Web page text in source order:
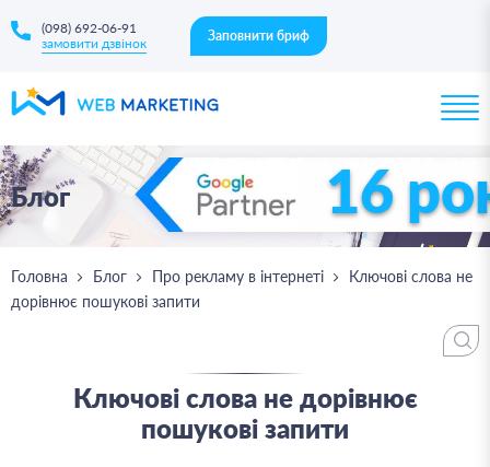
(098) 692-06-91
замовити дзвінок
Заповнити бриф
Блог 16
Головна Блог Про рекламу в інтернеті
Ключові слова не
дорівнює пошукові запити
Ключові слова не дорівнює
пошукові запити